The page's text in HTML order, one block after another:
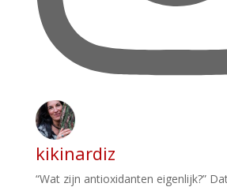
kikinardiz
“Wat zijn antioxidanten eigenlijk?”